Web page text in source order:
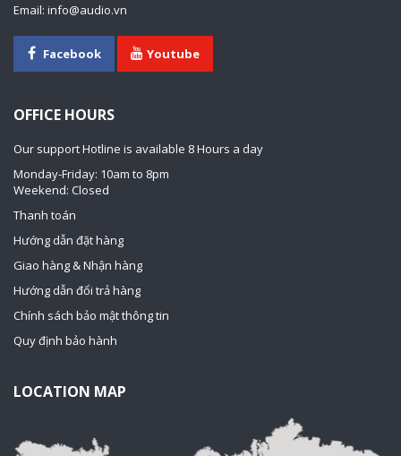
Email: info@audio.vn
Facebook Youtube
OFFICE HOURS
Our support Hotline is available 8 Hours a day
Monday-Friday: 10am to 8pm
Weekend: Closed
Thanh toán
Hướng dẫn đặt hàng
Giao hàng & Nhận hàng
Hướng dẫn đổi trả hàng
Chính sách bảo mật thông tin
Quy định bảo hành
LOCATION MAP